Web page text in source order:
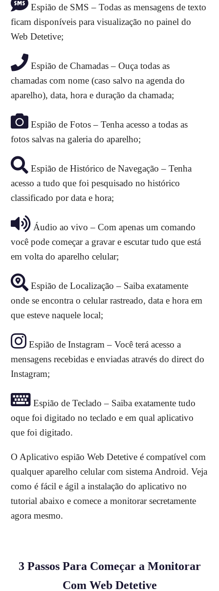
Espião de SMS – Todas as mensagens de texto
ficam disponíveis para visualização no painel do
Web Detetive;
Espião de Chamadas – Ouça todas as
chamadas com nome (caso salvo na agenda do
aparelho), data, hora e duração da chamada;
Espião de Fotos – Tenha acesso a todas as
fotos salvas na galeria do aparelho;
Espião de Histórico de Navegação – Tenha
acesso a tudo que foi pesquisado no histórico
classificado por data e hora;
Áudio ao vivo – Com apenas um comando
você pode começar a gravar e escutar tudo que está
em volta do aparelho celular;
Espião de Localização – Saiba exatamente
onde se encontra o celular rastreado, data e hora em
que esteve naquele local;
Espião de Instagram – Você terá acesso a
mensagens recebidas e enviadas através do direct do
Instagram;
Espião de Teclado – Saiba exatamente tudo
oque foi digitado no teclado e em qual aplicativo
que foi digitado.
O Aplicativo espião Web Detetive é compatível com
qualquer aparelho celular com sistema Android. Veja
como é fácil e ágil a instalação do aplicativo no
tutorial abaixo e comece a monitorar secretamente
agora mesmo.
3 Passos Para Começar a Monitorar
Com Web Detetive